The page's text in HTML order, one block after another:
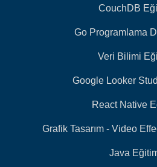
CouchDB
Go Programlama
Veri Bilimi
Google Looker
React Native
Grafik Tasarım - Video
Java